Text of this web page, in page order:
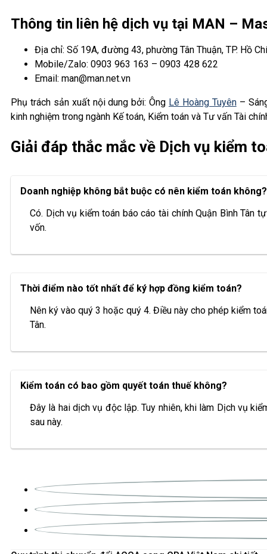
Thông tin liên hệ dịch vụ tại MAN –
Địa chỉ: Số 19A, đường 43, phường Tân Thuận, TP. Hồ
Mobile/Zalo: 0903 963 163 – 0903 428 622
Email: man@man.net.vn
Phụ trách sản xuất nội dung bởi: Ông Lê Hoàng Tuyên–
kinh nghiệm trong ngành Kế toán, Kiểm toán và Tư vấn Tài
Giải đáp thắc mắc về Dịch vụ kiểm
Doanh nghiệp không bắt buộc có nên kiểm toán không?
Có. Dịch vụ kiểm toán báo cáo tài chính Quận Bình Tân
vốn.
Thời điểm nào tốt nhất để ký hợp đồng kiểm toán?
Nên ký vào quý 3 hoặc quý 4. Điều này cho phép kiểm
Tân.
Kiểm toán có bao gồm quyết toán thuế không?
Đây là hai dịch vụ độc lập. Tuy nhiên, khi làm Dịch vụ
sau này.